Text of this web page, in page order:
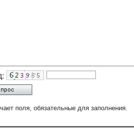
поля, обязательные для заполнения.